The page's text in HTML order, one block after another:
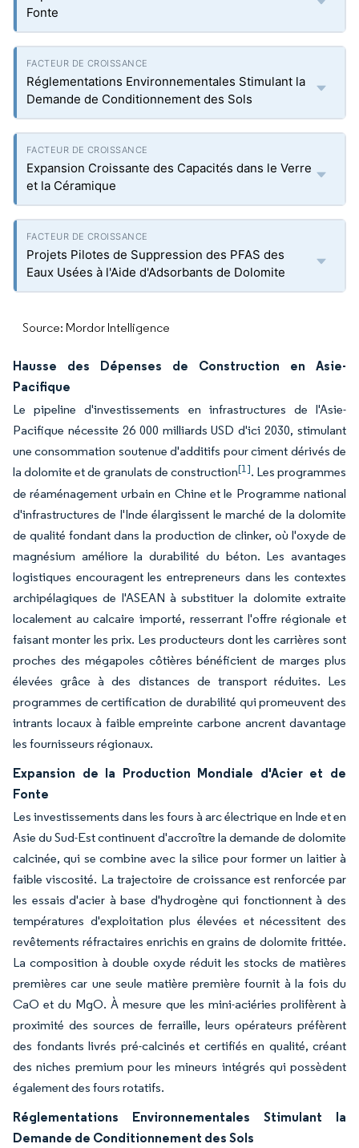
Fonte
Réglementations Environnementales Stimulant la
Demande de Conditionnement des Sols
Expansion Croissante des Capacités dans le Verre
et la Céramique
Projets Pilotes de Suppression des PFAS des
Eaux Usées à l'Aide d'Adsorbants de Dolomite
Source: Mordor Intelligence
Hausse des Dépenses de Construction en Asie-
Pacifique
Le pipeline d'investissements en infrastructures de l'Asie-
Pacifique nécessite 26 000 milliards USD d'ici 2030, stimulant
une consommation soutenue d'additifs pour ciment dérivés de
la dolomite et de granulats de construction[1]. Les programmes
de réaménagement urbain en Chine et le Programme national
d'infrastructures de l'Inde élargissent le marché de la dolomite
de qualité fondant dans la production de clinker, où l'oxyde de
magnésium améliore la durabilité du béton. Les avantages
logistiques encouragent les entrepreneurs dans les contextes
archipélagiques de l'ASEAN à substituer la dolomite extraite
localement au calcaire importé, resserrant l'offre régionale et
faisant monter les prix. Les producteurs dont les carrières sont
proches des mégapoles côtières bénéficient de marges plus
élevées grâce à des distances de transport réduites. Les
programmes de certification de durabilité qui promeuvent des
intrants locaux à faible empreinte carbone ancrent davantage
les fournisseurs régionaux.
Expansion de la Production Mondiale d'Acier et de
Fonte
Les investissements dans les fours à arc électrique en Inde et en
Asie du Sud-Est continuent d'accroître la demande de dolomite
calcinée, qui se combine avec la silice pour former un laitier à
faible viscosité. La trajectoire de croissance est renforcée par
les essais d'acier à base d'hydrogène qui fonctionnent à des
températures d'exploitation plus élevées et nécessitent des
revêtements réfractaires enrichis en grains de dolomite frittée.
La composition à double oxyde réduit les stocks de matières
premières car une seule matière première fournit à la fois du
CaO et du MgO. À mesure que les mini-aciéries prolifèrent à
proximité des sources de ferraille, leurs opérateurs préfèrent
des fondants livrés pré-calcinés et certifiés en qualité, créant
des niches premium pour les mineurs intégrés qui possèdent
également des fours rotatifs.
Réglementations Environnementales Stimulant la
Demande de Conditionnement des Sols